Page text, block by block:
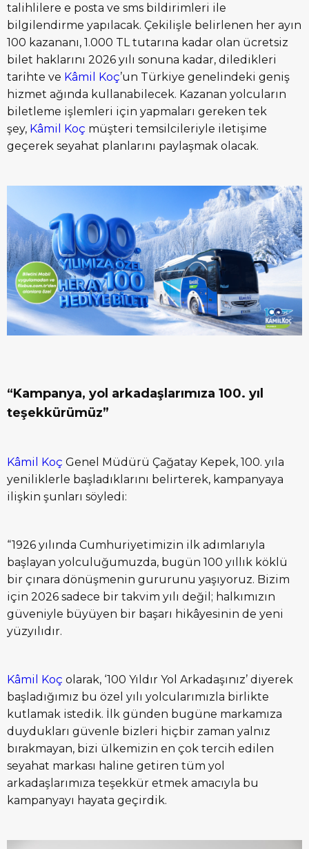
talihlilere e posta ve sms bildirimleri ile
bilgilendirme yapılacak. Çekilişle belirlenen her ayın
100 kazananı, 1.000 TL tutarına kadar olan ücretsiz
bilet haklarını 2026 yılı sonuna kadar, diledikleri
tarihte ve Kâmil Koç’un Türkiye genelindeki geniş
hizmet ağında kullanabilecek. Kazanan yolcuların
biletleme işlemleri için yapmaları gereken tek
şey, Kâmil Koç müşteri temsilcileriyle iletişime
geçerek seyahat planlarını paylaşmak olacak.
“Kampanya, yol arkadaşlarımıza 100. yıl
teşekkürümüz”
Kâmil Koç Genel Müdürü Çağatay Kepek, 100. yıla
yeniliklerle başladıklarını belirterek, kampanyaya
ilişkin şunları söyledi:
“1926 yılında Cumhuriyetimizin ilk adımlarıyla
başlayan yolculuğumuzda, bugün 100 yıllık köklü
bir çınara dönüşmenin gururunu yaşıyoruz. Bizim
için 2026 sadece bir takvim yılı değil; halkımızın
güveniyle büyüyen bir başarı hikâyesinin de yeni
yüzyılıdır.
Kâmil Koç olarak, ‘100 Yıldır Yol Arkadaşınız’ diyerek
başladığımız bu özel yılı yolcularımızla birlikte
kutlamak istedik. İlk günden bugüne markamıza
duydukları güvenle bizleri hiçbir zaman yalnız
bırakmayan, bizi ülkemizin en çok tercih edilen
seyahat markası haline getiren tüm yol
arkadaşlarımıza teşekkür etmek amacıyla bu
kampanyayı hayata geçirdik.